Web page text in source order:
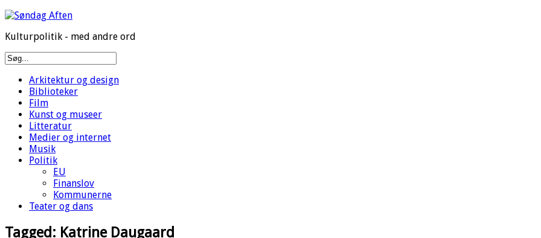
Kulturpolitik - med andre ord
Arkitektur og design
Biblioteker
Film
Kunst og museer
Litteratur
Medier og internet
Musik
Politik
EU
Finanslov
Kommunerne
Teater og dans
Tagged: Katrine Daugaard